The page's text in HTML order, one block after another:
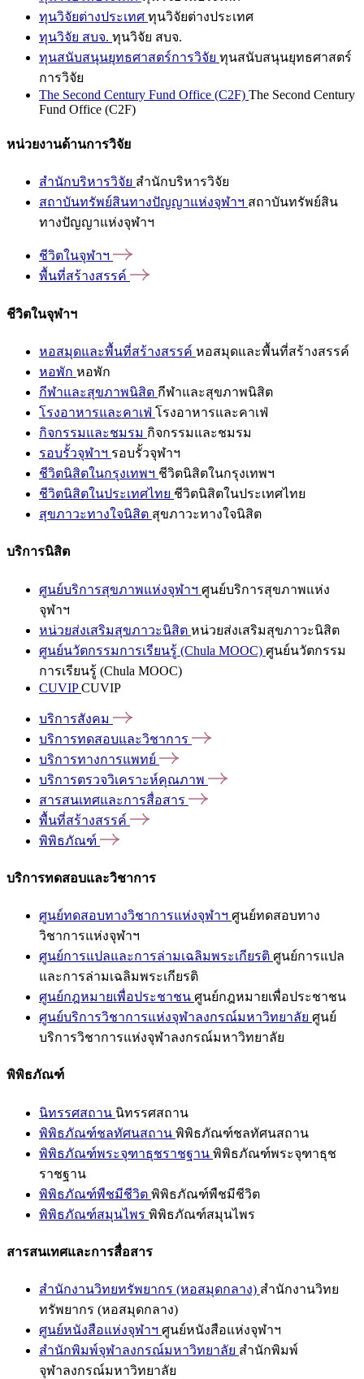
ทุนวิจัยต่างประเทศ ทุนวิจัยต่างประเทศ
ทุนวิจัย สบจ. ทุนวิจัย สบจ.
ทุนสนับสนุนยุทธศาสตร์การวิจัย ทุนสนับสนุนยุทธศาสตร์
การวิจัย
The Second Century Fund Office (C2F) The Second Century
Fund Office (C2F)
หน่วยงานด้านการวิจัย
สำนักบริหารวิจัย สำนักบริหารวิจัย
สถาบันทรัพย์สินทางปัญญาแห่งจุฬาฯ สถาบันทรัพย์สิน
ทางปัญญาแห่งจุฬาฯ
ชีวิตในจุฬาฯ
พื้นที่สร้างสรรค์
ชีวิตในจุฬาฯ
หอสมุดและพื้นที่สร้างสรรค์ หอสมุดและพื้นที่สร้างสรรค์
หอพัก หอพัก
กีฬาและสุขภาพนิสิต กีฬาและสุขภาพนิสิต
โรงอาหารและคาเฟ่ โรงอาหารและคาเฟ่
กิจกรรมและชมรม กิจกรรมและชมรม
รอบรั้วจุฬาฯ รอบรั้วจุฬาฯ
ชีวิตนิสิตในกรุงเทพฯ ชีวิตนิสิตในกรุงเทพฯ
ชีวิตนิสิตในประเทศไทย ชีวิตนิสิตในประเทศไทย
สุขภาวะทางใจนิสิต สุขภาวะทางใจนิสิต
บริการนิสิต
ศูนย์บริการสุขภาพแห่งจุฬาฯ ศูนย์บริการสุขภาพแห่ง
จุฬาฯ
หน่วยส่งเสริมสุขภาวะนิสิต หน่วยส่งเสริมสุขภาวะนิสิต
ศูนย์นวัตกรรมการเรียนรู้ (Chula MOOC) ศูนย์นวัตกรรม
การเรียนรู้ (Chula MOOC)
CUVIPCUVIP
บริการสังคม
บริการทดสอบและวิชาการ
บริการทางการแพทย์
บริการตรวจวิเคราะห์คุณภาพ
สารสนเทศและการสื่อสาร
พื้นที่สร้างสรรค์
พิพิธภัณฑ์
บริการทดสอบและวิชาการ
ศูนย์ทดสอบทางวิชาการแห่งจุฬาฯ ศูนย์ทดสอบทาง
วิชาการแห่งจุฬาฯ
ศูนย์การแปลและการล่ามเฉลิมพระเกียรติ ศูนย์การแปล
และการล่ามเฉลิมพระเกียรติ
ศูนย์กฎหมายเพื่อประชาชน ศูนย์กฎหมายเพื่อประชาชน
ศูนย์บริการวิชาการแห่งจุฬาลงกรณ์มหาวิทยาลัย ศูนย์
บริการวิชาการแห่งจุฬาลงกรณ์มหาวิทยาลัย
พิพิธภัณฑ์
นิทรรศสถาน นิทรรศสถาน
พิพิธภัณฑ์ชลทัศนสถาน พิพิธภัณฑ์ชลทัศนสถาน
พิพิธภัณฑ์พระจุฑาธุชราชฐาน พิพิธภัณฑ์พระจุฑาธุช
ราชฐาน
พิพิธภัณฑ์พืชมีชีวิต พิพิธภัณฑ์พืชมีชีวิต
พิพิธภัณฑ์สมุนไพร พิพิธภัณฑ์สมุนไพร
สารสนเทศและการสื่อสาร
สำนักงานวิทยทรัพยากร (หอสมุดกลาง) สำนักงานวิทย
ทรัพยากร (หอสมุดกลาง)
ศูนย์หนังสือแห่งจุฬาฯ ศูนย์หนังสือแห่งจุฬาฯ
สำนักพิมพ์จุฬาลงกรณ์มหาวิทยาลัย สำนักพิมพ์
จุฬาลงกรณ์มหาวิทยาลัย